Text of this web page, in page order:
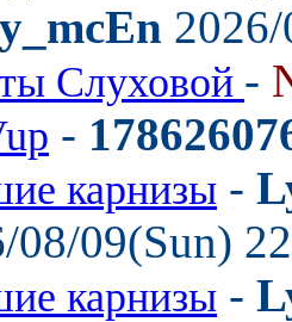
Слуховой -
-
карнизы -
08/09(Sun)
карнизы -